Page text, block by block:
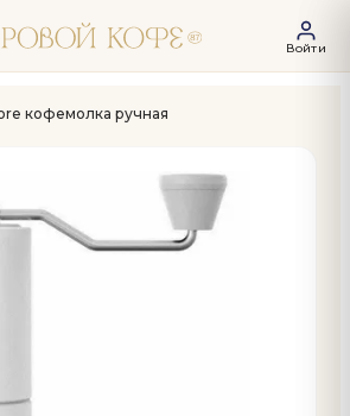
Войти
кофемолка ручная